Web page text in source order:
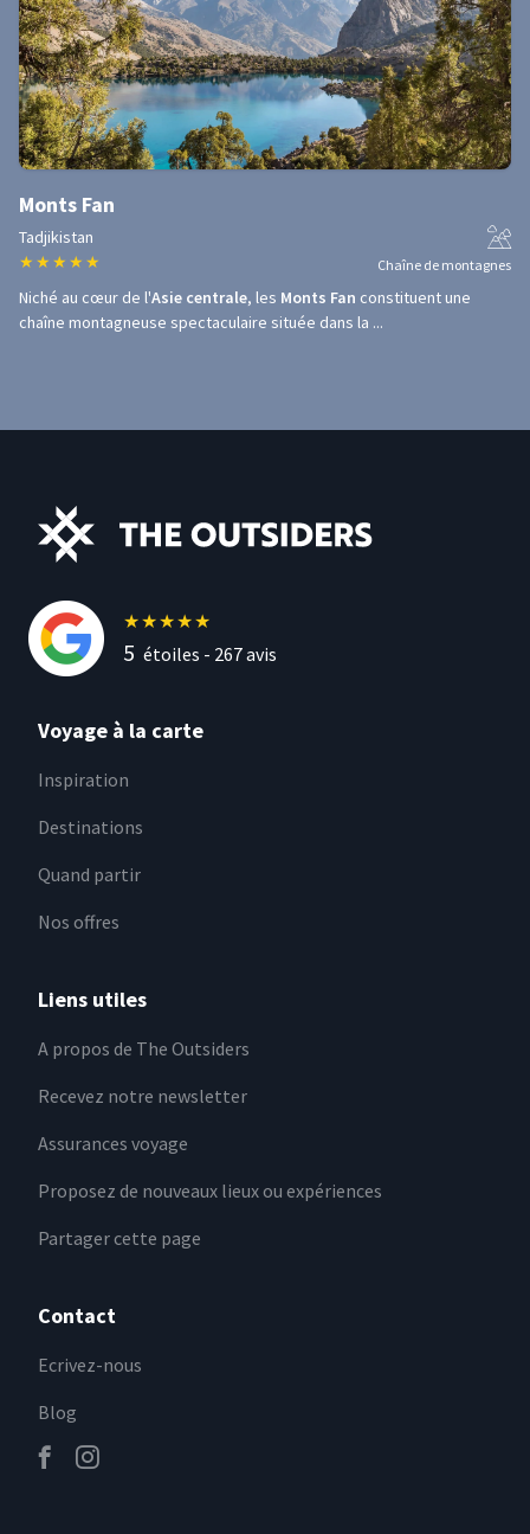
Monts Fan
Tadjikistan
★ ★ ★ ★ ★ Chaîne de montagnes
Niché au cœur de l'Asie centrale, les Monts Fan constituent une
chaîne montagneuse spectaculaire située dans la ...
★★★★★
5 étoiles - 267avis
Voyage à la carte
Inspiration
Destinations
Quand partir
Nos offres
Liens utiles
A propos de The Outsiders
Recevez notre newsletter
Assurances voyage
Proposez de nouveaux lieux ou expériences
Partager cette page
Contact
Ecrivez-nous
Blog